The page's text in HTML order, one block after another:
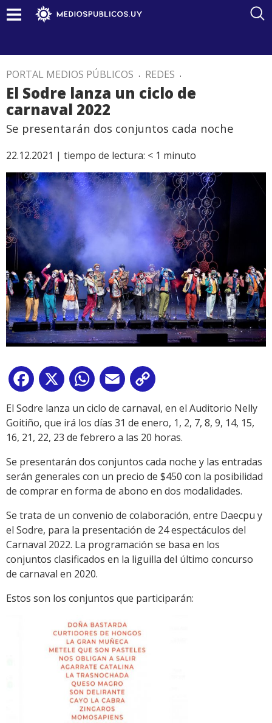
PORTAL MEDIOS PÚBLICOS . REDES .
El Sodre lanza un ciclo de
carnaval 2022
Se presentarán dos conjuntos cada noche
22.12.2021 | tiempo de lectura: < 1 minuto
Facebook
X WhatsApp
Email
Link
El Sodre lanza un ciclo de carnaval, en el Auditorio Nelly
Goitiño, que irá los días 31 de enero, 1, 2, 7, 8, 9, 14, 15,
16, 21, 22, 23 de febrero a las 20 horas.
Se presentarán dos conjuntos cada noche y las entradas
serán generales con un precio de $450 con la posibilidad
de comprar en forma de abono en dos modalidades.
Se trata de un convenio de colaboración, entre Daecpu y
el Sodre, para la presentación de 24 espectáculos del
Carnaval 2022. La programación se basa en los
conjuntos clasificados en la liguilla del último concurso
de carnaval en 2020.
Estos son los conjuntos que participarán: